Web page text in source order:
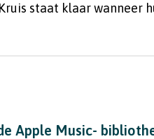
staat klaar wanneer
Apple Music-